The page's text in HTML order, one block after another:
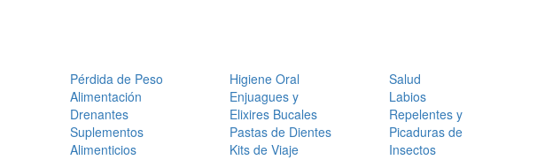
Pérdida de Peso
Alimentación
Drenantes
Suplementos
Alimenticios
Higiene Oral
Enjuagues y
Elixires Bucales
Pastas de Dientes
Kits de Viaje
Salud
Labios
Repelentes y
Picaduras de
Insectos